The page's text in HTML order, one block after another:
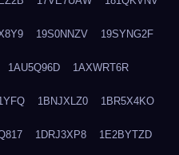
19S0NNZV 19SYNG2F
1AU5Q96D 1AXWRT6R
1BNJXLZ0 1BR5X4KO
1DRJ3XP8 1E2BYTZD